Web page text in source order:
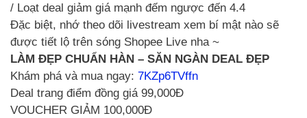
/ Loạt deal giảm giá mạnh đếm ngược đến 4.4
Đặc biệt, nhớ theo dõi livestream xem bí mật nào sẽ
được tiết lộ trên sóng Shopee Live nha ~
LÀM ĐẸP CHUẨN HÀN – SĂN NGÀN DEAL ĐẸP
Khám phá và mua ngay: 7KZp6TVffn
Deal trang điểm đồng giá 99,000Đ
VOUCHER GIẢM 100,000Đ